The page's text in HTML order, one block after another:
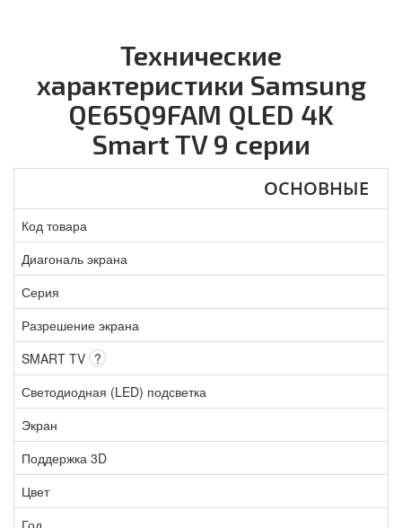
Технические
характеристики Samsung
QE65Q9FAM QLED 4K
Smart TV 9 серии
ОСНОВНЫЕ
Код товара
Диагональ экрана
Серия
Разрешение экрана
SMART TV ?
Светодиодная (LED) подсветка
Экран
Поддержка 3D
Цвет
Год